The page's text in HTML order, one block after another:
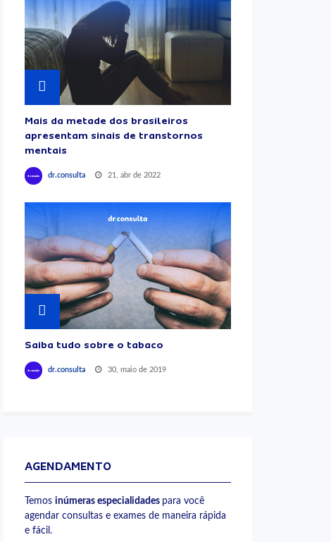
Mais da metade dos brasileiros
apresentam sinais de transtornos
mentais
dr.consulta 21, abr de 2022
Saiba tudo sobre o tabaco
dr.consulta 30, maio de 2019
AGENDAMENTO
Temos inúmeras especialidades para você
agendar consultas e exames de maneira rápida
e fácil.